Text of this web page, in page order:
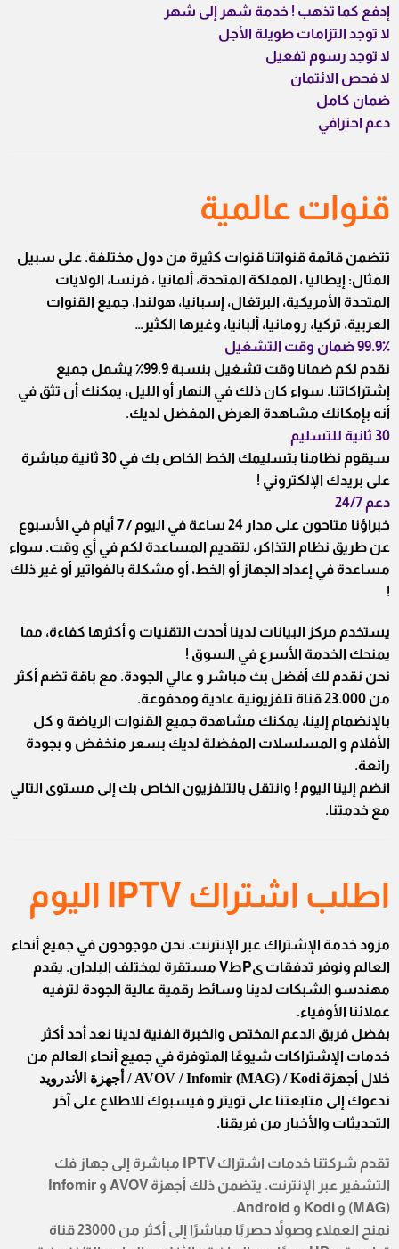
إدفع كما تذهب ! خدمة شهر إلى شهر
لا توجد التزامات طويلة الأجل
لا توجد رسوم تفعيل
لا فحص الائتمان
ضمان كامل
دعم احترافي
قنوات عالمية
تتضمن قائمة قنواتنا قنوات كثيرة من دول مختلفة. على سبيل
المثال: إيطاليا ، المملكة المتحدة، ألمانيا ، فرنسا، الولايات
المتحدة الأمريكية، البرتغال، إسبانيا، هولندا، جميع القنوات
العربية، تركيا، رومانيا، ألبانيا، وغيرها الكثير…
99.9٪ ضمان وقت التشغيل
نقدم لكم ضمانا وقت تشغيل بنسبة 99.9٪ يشمل جميع
إشتراكاتنا. سواء كان ذلك في النهار أو الليل، يمكنك أن تثق في
أنه بإمكانك مشاهدة العرض المفضل لديك.
30 ثانية للتسليم
سيقوم نظامنا بتسليمك الخط الخاص بك في 30 ثانية مباشرة
على بريدك الإلكتروني !
دعم 24/7
خبراؤنا متاحون على مدار 24 ساعة في اليوم / 7 أيام في الأسبوع
عن طريق نظام التذاكر، لتقديم المساعدة لكم في أي وقت. سواء
مساعدة في إعداد الجهاز أو الخط، أو مشكلة بالفواتير أو غير ذلك
!
يستخدم مركز البيانات لدينا أحدث التقنيات و أكثرها كفاءة، مما
يمنحك الخدمة الأسرع في السوق !
نحن نقدم لك أفضل بث مباشر و عالي الجودة. مع باقة تضم أكثر
من 23.000 قناة تلفزيونية عادية ومدفوعة.
بالإنضمام إلينا، يمكنك مشاهدة جميع القنوات الرياضة و كل
الأفلام و المسلسلات المفضلة لديك بسعر منخفض و بجودة
رائعة.
انضم إلينا اليوم ! وانتقل بالتلفزيون الخاص بك إلى مستوى التالي
مع خدمتنا.
اطلب اشتراك IPTV اليوم
مزود خدمة الإشتراك عبر الإنترنت. نحن موجودون في جميع أنحاء
العالم ونوفر تدفقات ىPطV مستقرة لمختلف البلدان. يقدم
مهندسو الشبكات لدينا وسائط رقمية عالية الجودة لترفيه
عملائنا الأوفياء.
بفضل فريق الدعم المختص والخبرة الفنية لدينا نعد أحد أكثر
خدمات الإشتراكات شيوعًا المتوفرة في جميع أنحاء العالم من
خلال أجهزة AVOV / Infomir (MAG) / Kodi / أجهزة الأندرويد
ندعوك إلى متابعتنا على تويتر و فيسبوك للاطلاع على آخر
التحديثات والأخبار من فريقنا.
تقدم شركتنا خدمات اشتراك IPTV مباشرة إلى جهاز فك
التشفير عبر الإنترنت. يتضمن ذلك أجهزة AVOV و Infomir
(MAG) و Kodi و Android.
نمنح العملاء وصولاً حصريًا مباشرًا إلى أكثر من 23000 قناة